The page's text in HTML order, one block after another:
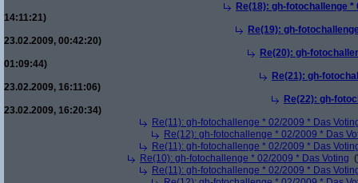
Re(18): gh-fotochallenge *
14:11:21)
Re(19): gh-
23.02.2009, 00:42:20)
Re(20): gh-
01:09:44)
Re(21): gh-
23.02.2009, 16:11:06)
Re(22): gh-
23.02.2009, 16:20:34)
Re(11): gh-fotochallenge * 02/2009 * Das
Re(12): gh-fotochallenge * 02/2009 * Das
Re(11): gh-fotochallenge * 02/2009 * Das
Re(10): gh-fotochallenge * 02/2009 * Das Voting (
Re(11): gh-fotochallenge * 02/2009 * Das